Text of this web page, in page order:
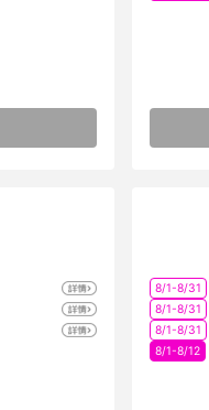
8/1-8/31
8/1-8/31
8/1-8/31
8/1-8/12